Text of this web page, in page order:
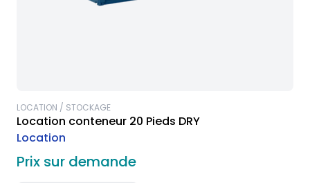
LOCATION / STOCKAGE
Location conteneur 20 Pieds DRY
Location
Prix sur demande